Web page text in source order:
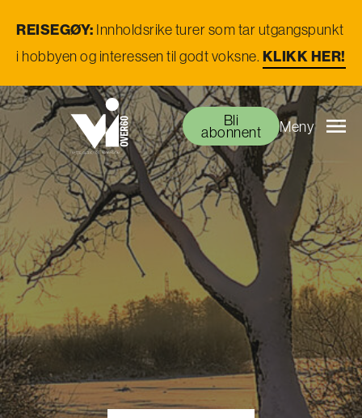
REISEGØY: Innholdsrike turer som tar utgangspunkt
i hobbyen og interessen til godt voksne.KLIKK HER!
Bli
abonnent Meny